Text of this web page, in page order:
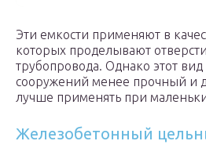
Эти емкости применяют в
которых проделывают
трубопровода. Однако этот вид
сооружений менее прочный и
лучше применять при
Железобетонный